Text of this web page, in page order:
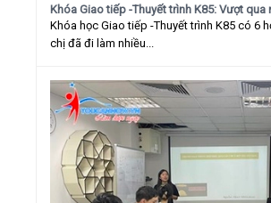
Khóa Giao tiếp -Thuyết trình K85: Vượt
Khóa học Giao tiếp -Thuyết trình K85 có 6
chị đã đi làm nhiều...